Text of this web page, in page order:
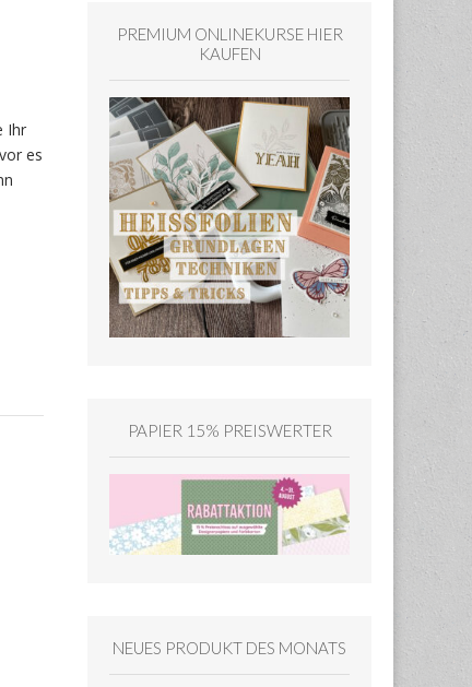
Ihr
es
PREMIUM ONLINEKURSE HIER
KAUFEN
PAPIER 15% PREISWERTER
NEUES PRODUKT DES MONATS